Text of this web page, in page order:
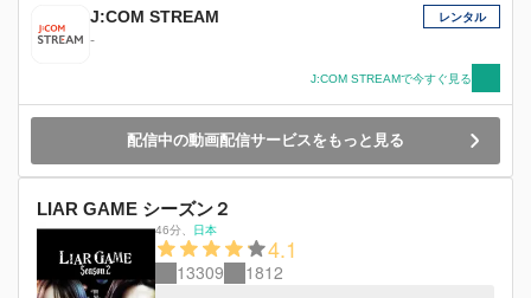
J:COM STREAM
-
レンタル
J:COM STREAMで今すぐ見る
配信中の動画配信サービスをもっと見る
LIAR GAME シーズン２
46分 日本
4.1
13309 1812